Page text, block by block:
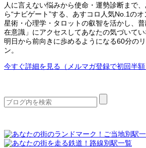
人に言えない悩みから使命・運勢診断まで
ら“ナビゲート”する、あすコロ人気No.1の
星術・心理学・タロットの叡智を活かし、
在意識」にアクセスしてあなたの気づいてい
明日から前向きに歩めるようになる60分の
ン。
今すぐ詳細を見る（メルマガ登録で初回半